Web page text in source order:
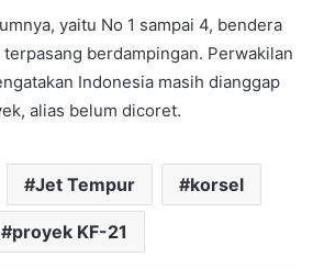
yaitu No 1 sampai 4, bendera
berdampingan. Perwakilan
Indonesia masih dianggap
alias belum dicoret.
Jet Tempur korsel
proyek KF-21